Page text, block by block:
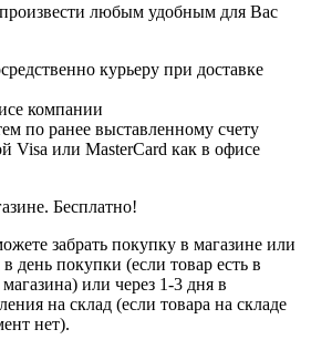
любым удобным для Вас
курьеру при доставке
компании
по ранее выставленному счету
Visa или MasterCard как в офисе
Бесплатно!
забрать покупку в магазине или
день покупки (если товар есть в
или через 1-3 дня в
на склад (если товара на складе
нет).